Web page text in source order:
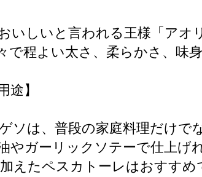
いしいと言われる王様「ア
で程よい太さ、柔らかさ、味
途】
ソは、普段の家庭料理だけ
やガーリックソテーで仕上
えたペスカトーレはおすす